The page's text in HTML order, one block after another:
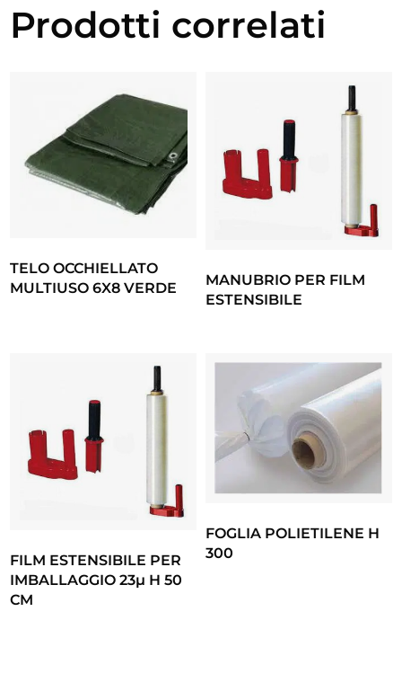
Prodotti correlati
TELO OCCHIELLATO
MULTIUSO 6X8 VERDE
MANUBRIO PER FILM
ESTENSIBILE
FILM ESTENSIBILE PER
IMBALLAGGIO 23µ H 50
CM
FOGLIA POLIETILENE H
300